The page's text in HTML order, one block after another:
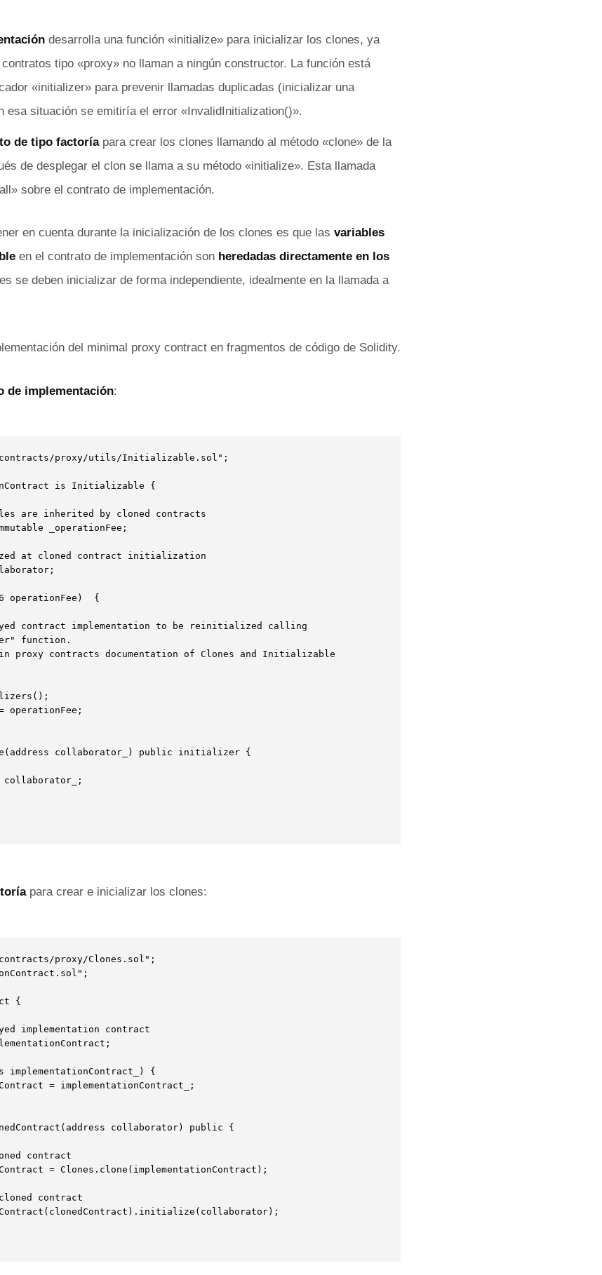
desarrolla una función «initialize» para inicializar los clones, ya
tipo «proxy» no llaman a ningún constructor. La función está
«initializer» para prevenir llamadas duplicadas (inicializar una
esa situación se emitiría el error «InvalidInitialization()».
de tipo factoríapara crear los clones llamando al método «clone» de la
de desplegar el clon se llama a su método «initialize». Esta llamada
sobre el contrato de implementación.
en cuenta durante la inicialización de los clones es que las variables
en el contrato de implementación son heredadas directamente en los
se deben inicializar de forma independiente, idealmente en la llamada a
del minimal proxy contract en fragmentos de código de Solidity.
de implementación:
contracts/proxy/utils/Initializable.sol";
is Initializable {
proxy contracts documentation of Clones and Initializable
operationFee;
= collaborator_;
para crear e inicializar los clones:
proxy/Clones.sol";
{